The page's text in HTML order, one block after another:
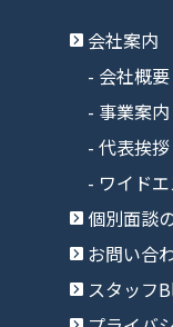
会社案内
会社概要
事業案内
代表挨拶
ワイド
個別面談
お問い合
スタッフ